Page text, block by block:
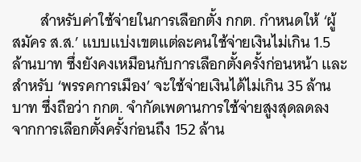
สำหรับค่าใช้จ่ายในการเลือกตั้ง กกต. กำหนดให้ ‘ผู้
สมัคร ส.ส.’ แบบแบ่งเขตแต่ละคนใช้จ่ายเงินไม่เกิน 1.5
ล้านบาทซึ่งยังคงเหมือนกับการเลือกตั้งครั้งก่อนหน้าและ
สำหรับ ‘พรรคการเมือง’ จะใช้จ่ายเงินได้ไม่เกิน 35 ล้าน
บาท ซึ่งถือว่า กกต. จำกัดเพดานการใช้จ่ายสูงสุดลดลง
จากการเลือกตั้งครั้งก่อนถึง 152 ล้าน